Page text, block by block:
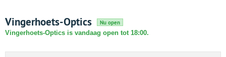
Vingerhoets-Optics Nu open
Vingerhoets-Optics is vandaag open tot 18:00.